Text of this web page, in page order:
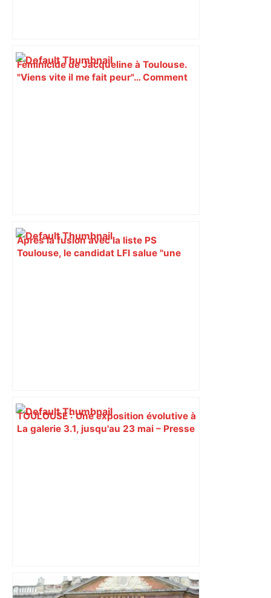
Féminicide de Jacqueline à Toulouse.
"Viens vite il me fait peur"… Comment
Après la fusion avec la liste PS
Toulouse, le candidat LFI salue "une
TOULOUSE : Une exposition évolutive à
La galerie 3.1, jusqu'au 23 mai – Presse
Jean-Louis Murat : la face cachée du